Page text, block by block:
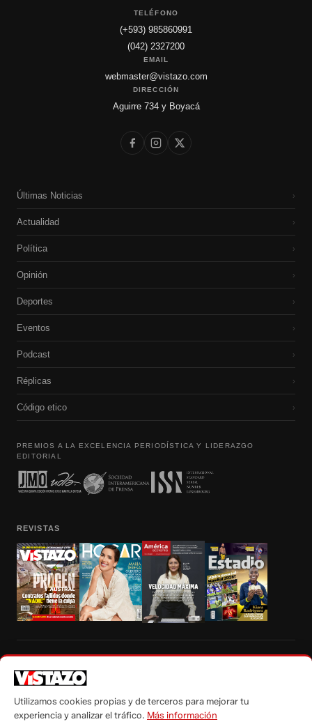
TELÉFONO
(+593) 985860991
(042) 2327200
EMAIL
webmaster@vistazo.com
DIRECCIÓN
Aguirre 734 y Boyacá
Últimas Noticias ›
Actualidad ›
Política ›
Opinión ›
Deportes ›
Eventos ›
Podcast ›
Réplicas ›
Código etico ›
PREMIOS A LA EXCELENCIA PERIODÍSTICA Y LIDERAZGO
EDITORIAL
REVISTAS
autorización escrita de su titular, de todos los contenidos de Vistazo.com.
Utilizamos cookies propias y de terceros para mejorar tu
experiencia y analizar el tráfico. Más información